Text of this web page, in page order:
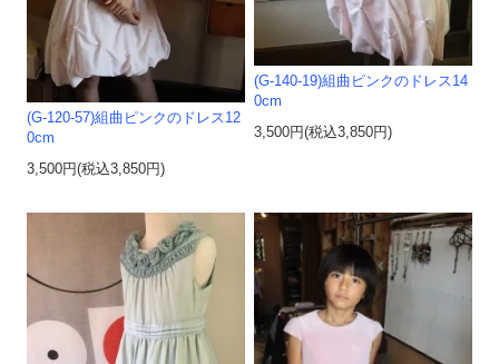
(G-120-57)組曲ピンクのドレス12
0cm
3,500円(税込3,850円)
(G-140-19)組曲ピンクのドレス14
0cm
3,500円(税込3,850円)